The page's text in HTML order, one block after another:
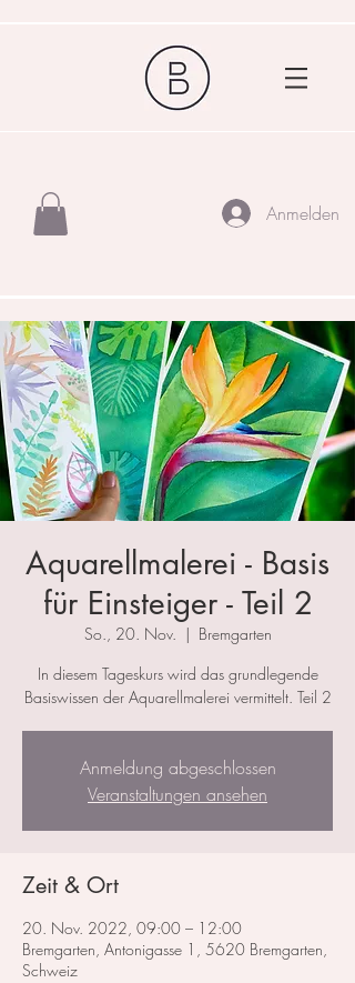
Anmelden
Aquarellmalerei - Basis
für Einsteiger - Teil 2
So., 20. Nov.
  |
Bremgarten
In diesem Tageskurs wird das grundlegende
Basiswissen der Aquarellmalerei vermittelt. Teil 2
Anmeldung abgeschlossen
Veranstaltungen ansehen
Zeit & Ort
20. Nov. 2022, 09:00 – 12:00
Bremgarten, Antonigasse 1, 5620 Bremgarten,
Schweiz